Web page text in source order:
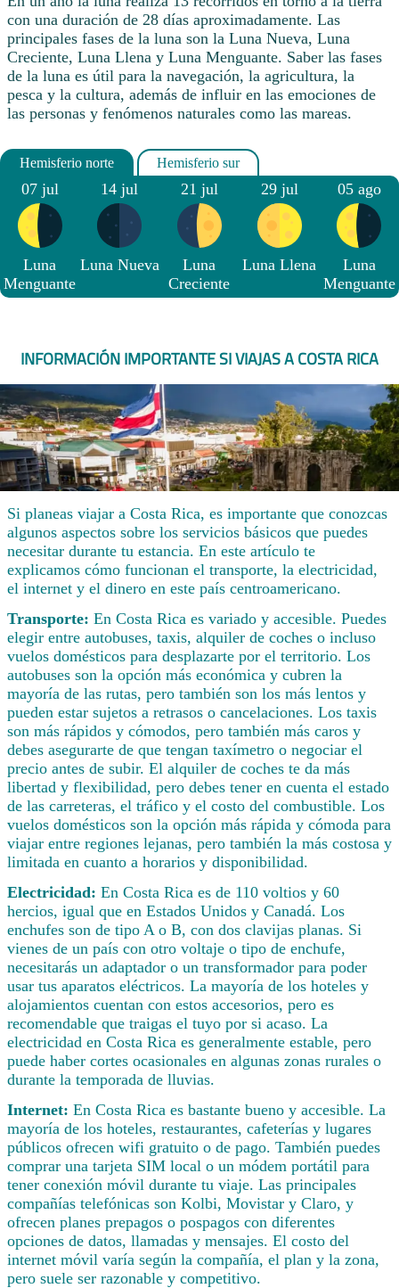
con una duración de 28 días aproximadamente. Las
principales fases de la luna son la Luna Nueva, Luna
Creciente, Luna Llena y Luna Menguante. Saber las fases
de la luna es útil para la navegación, la agricultura, la
pesca y la cultura, además de influir en las emociones de
las personas y fenómenos naturales como las mareas.
07 jul
Luna
Menguante
14 jul
Luna Nueva
21 jul
Luna
Creciente
29 jul
Luna Llena
05 ago
Luna
Menguante
INFORMACIÓN IMPORTANTE SI VIAJAS A COSTA RICA
Si planeas viajar a Costa Rica, es importante que conozcas
algunos aspectos sobre los servicios básicos que puedes
necesitar durante tu estancia. En este artículo te
explicamos cómo funcionan el transporte, la electricidad,
el internet y el dinero en este país centroamericano.
Transporte: En Costa Rica es variado y accesible. Puedes
elegir entre autobuses, taxis, alquiler de coches o incluso
vuelos domésticos para desplazarte por el territorio. Los
autobuses son la opción más económica y cubren la
mayoría de las rutas, pero también son los más lentos y
pueden estar sujetos a retrasos o cancelaciones. Los taxis
son más rápidos y cómodos, pero también más caros y
debes asegurarte de que tengan taxímetro o negociar el
precio antes de subir. El alquiler de coches te da más
libertad y flexibilidad, pero debes tener en cuenta el estado
de las carreteras, el tráfico y el costo del combustible. Los
vuelos domésticos son la opción más rápida y cómoda para
viajar entre regiones lejanas, pero también la más costosa y
limitada en cuanto a horarios y disponibilidad.
Electricidad: En Costa Rica es de 110 voltios y 60
hercios, igual que en Estados Unidos y Canadá. Los
enchufes son de tipo A o B, con dos clavijas planas. Si
vienes de un país con otro voltaje o tipo de enchufe,
necesitarás un adaptador o un transformador para poder
usar tus aparatos eléctricos. La mayoría de los hoteles y
alojamientos cuentan con estos accesorios, pero es
recomendable que traigas el tuyo por si acaso. La
electricidad en Costa Rica es generalmente estable, pero
puede haber cortes ocasionales en algunas zonas rurales o
durante la temporada de lluvias.
Internet: En Costa Rica es bastante bueno y accesible. La
mayoría de los hoteles, restaurantes, cafeterías y lugares
públicos ofrecen wifi gratuito o de pago. También puedes
comprar una tarjeta SIM local o un módem portátil para
tener conexión móvil durante tu viaje. Las principales
compañías telefónicas son Kolbi, Movistar y Claro, y
ofrecen planes prepagos o pospagos con diferentes
opciones de datos, llamadas y mensajes. El costo del
internet móvil varía según la compañía, el plan y la zona,
pero suele ser razonable y competitivo.